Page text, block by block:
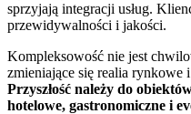
sprzyjają integracji usług.
przewidywalności i jakości.
Kompleksowość nie jest
zmieniające się realia rynkowe
Przyszłość należy do
hotelowe, gastronomiczne i